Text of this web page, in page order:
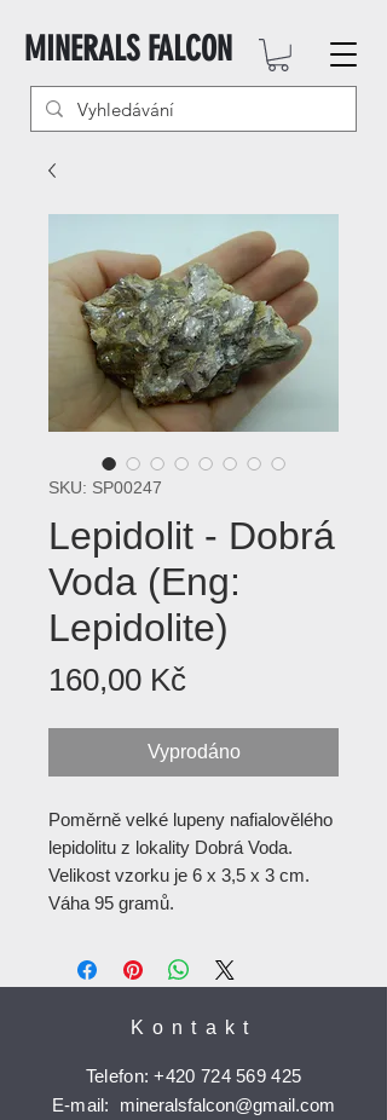
MINERALS FALCON
SKU: SP00247
Lepidolit - Dobrá
Voda (Eng:
Lepidolite)
160,00 KčCena
Vyprodáno
Poměrně velké lupeny nafialovělého
lepidolitu z lokality Dobrá Voda.
Velikost vzorku je 6 x 3,5 x 3 cm.
Váha 95 gramů.
Kontakt
Telefon:+420 724 569 425
E-mail: mineralsfalcon@gmail.com